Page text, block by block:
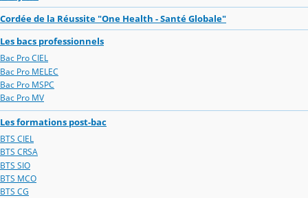
Cordée de la Réussite "One Health - Santé Globale"
Les bacs professionnels
Bac Pro CIEL
Bac Pro MELEC
Bac Pro MSPC
Bac Pro MV
Les formations post-bac
BTS CIEL
BTS CRSA
BTS SIO
BTS MCO
BTS CG